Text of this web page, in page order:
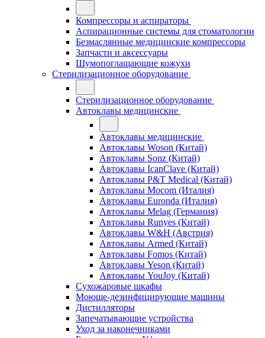
Компрессоры и аспираторы
Аспирационные системы для стоматологии
Безмаслянные медицинские компрессоры
Запчасти и аксессуары
Шумопоглащающие кожухи
Стерилизационное оборудование
Стерилизационное оборудование
Автоклавы медицинские
Автоклавы медицинские
Автоклавы Woson (Китай)
Автоклавы Sonz (Китай)
Автоклавы IcanClave (Китай)
Автоклавы P&T Medical (Китай)
Автоклавы Mocom (Италия)
Автоклавы Euronda (Италия)
Автоклавы Melag (Германия)
Автоклавы Runyes (Китай)
Автоклавы W&H (Австрия)
Автоклавы Armed (Китай)
Автоклавы Fomos (Китай)
Автоклавы Yeson (Китай)
Автоклавы YouJoy (Китай)
Сухожаровые шкафы
Моюще-дезинфицирующие машины
Дистилляторы
Запечатывающие устройства
Уход за наконечниками